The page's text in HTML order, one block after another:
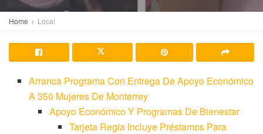
Home Local
Arranca Programa Con Entrega De Apoyo Económico
A 350 Mujeres De Monterrey
Apoyo Económico Y Programas De Bienestar
Tarjeta Regia Incluye Préstamos Para